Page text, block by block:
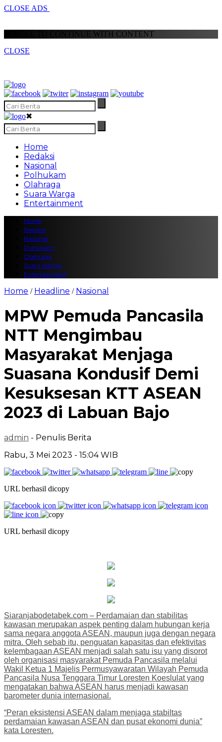
CLOSE ADS
SCROLL TO CONTINUE WITH CONTENT
CLOSE
✖
Home
Redaksi
Nasional
Polhukam
Olahraga
Suara Warga
Entertainment
Home
Redaksi
Nasional
Polhukam
Olahraga
Suara Warga
Entertainment
Home / Headline / Nasional
MPW Pemuda Pancasila
NTT Mengimbau
Masyarakat Menjaga
Suasana Kondusif Demi
Kesuksesan KTT ASEAN
2023 di Labuan Bajo
admin - Penulis Berita
Rabu, 3 Mei 2023 - 15:04 WIB
URL berhasil dicopy
URL berhasil dicopy
Siaranjabodetabek.com – Perdamaian dan stabilitas
kawasan merupakan aspek penting dalam hubungan kerja
sama negara anggota ASEAN, maupun juga dengan negara
mitra. Oleh sebab itu, penguatan kapasitas dan efektivitas
kelembagaan ASEAN menjadi salah satu isu yang disorot
oleh organisasi masyarakat Pemuda Pancasila melalui
Wakil Ketua 1 Majelis Permusyawaratan Wilayah Pemuda
Pancasila Nusa Tenggara Timur Loresten Koeslulat yang
mengatakan bahwa ASEAN harus menjadi kawasan
barometer dunia internasional.
“Peran eksistensi ASEAN dalam menjaga stabiltas
perdamaian kawasan ASEAN dan pusat ekonomi dunia”
kata Loresten.